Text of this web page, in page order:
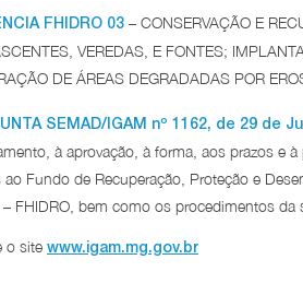
FHIDRO 03 – CONSERVAÇÃO E
VEREDAS, E FONTES;
DE ÁREAS DEGRADADAS POR
SEMAD/IGAM nº 1162, de 29 de
à aprovação, à forma, aos prazos e
Fundo de Recuperação, Proteção e
FHIDRO, bem como os procedimentos da
o site www.igam.mg.gov.br